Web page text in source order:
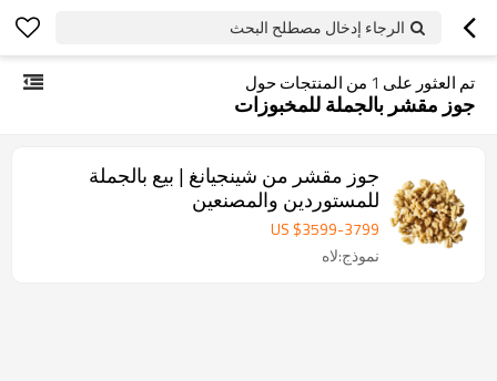
الرجاء إدخال مصطلح البحث
تم العثور على 1 من المنتجات حول
جوز مقشر بالجملة للمخبوزات
جوز مقشر من شينجيانغ | بيع بالجملة
للمستوردين والمصنعين
US $3599-3799
نموذج:لاه